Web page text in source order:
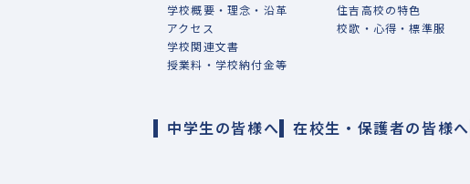
学校概要・理念・沿革
アクセス
学校関連文書
授業料・学校納付金等
住吉高校の特色
校歌・心得・標準服
中学生の皆様へ 在校生・保護者の皆様へ